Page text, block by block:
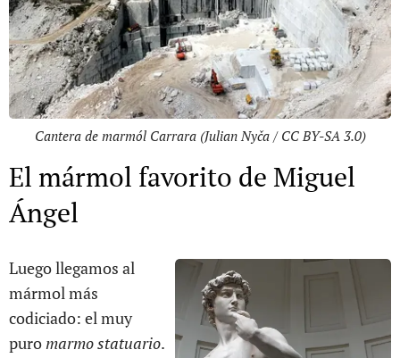
Cantera de marmól Carrara (Julian Nyča / CC BY-SA 3.0)
El mármol favorito de Miguel
Ángel
Luego llegamos al
mármol más
codiciado: el muy
puro marmo statuario.